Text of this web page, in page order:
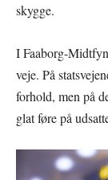
skygge.
I Faaborg-Midtfyn
veje. På
forhold, men på
glat føre på